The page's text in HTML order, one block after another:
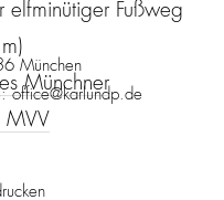
elfminütiger Fußweg
Münchner
MVV
München
office@karlundp.de